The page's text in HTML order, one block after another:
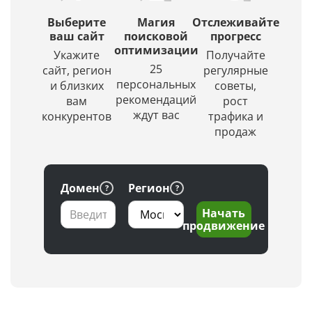
выбором
региона
заданной
глубине
проверки
создаст
красивое
и
уникальное
изображение.
Выберите
ваш сайт
Укажите
сайт, регион
и близких
вам
конкурентов
Магия
поисковой
оптимизации
25
персональных
рекомендаций
ждут вас
Отслеживайте
прогресс
Получайте
регулярные
советы,
рост
трафика и
продаж
Домен
Регион
Начать
продвижение